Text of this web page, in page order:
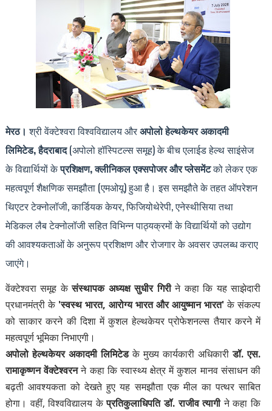
मेरठ। श्री वेंक्टेश्वरा विश्वविद्यालय औरअपोलो हेल्थकेयर अकादमी
लिमिटेड, हैदराबाद(अपोलो हॉस्पिटल्स समूह) के बीच एलाईड हेल्थ साइंसेज
के विद्यार्थियों केप्रशिक्षण, क्लीनिकल एक्सपोजर और प्लेसमेंटको लेकर एक
महत्वपूर्ण शैक्षणिक समझौता (एमओयू) हुआ है। इस समझौते के तहत ऑपरेशन
थिएटर टेक्नोलॉजी, कार्डियक केयर, फिजियोथेरेपी, एनेस्थीसिया तथा
मेडिकल लैब टेक्नोलॉजी सहित विभिन्न पाठ्यक्रमों के विद्यार्थियों को उद्योग
की आवश्यकताओं के अनुरूप प्रशिक्षण और रोजगार के अवसर उपलब्ध कराए
जाएंगे।
वेंक्टेश्वरा समूह केसंस्थापक अध्यक्ष सुधीर गिरीने कहा कि यह साझेदारी
प्रधानमंत्री के 'स्वस्थ भारत, आरोग्य भारत और आयुष्मान भारत'के संकल्प
को साकार करने की दिशा में कुशल हेल्थकेयर प्रोफेशनल्स तैयार करने में
महत्वपूर्ण भूमिका निभाएगी।
अपोलो हेल्थकेयर अकादमी लिमिटेडके मुख्य कार्यकारी अधिकारीडॉ. एस.
रामाकृष्णन वेंक्टेश्वरनने कहा कि स्वास्थ्य क्षेत्र में कुशल मानव संसाधन की
बढ़ती आवश्यकता को देखते हुए यह समझौता एक मील का पत्थर साबित
होगा। वहीं, विश्वविद्यालय केप्रतिकुलाधिपति डॉ. राजीव त्यागीने कहा कि